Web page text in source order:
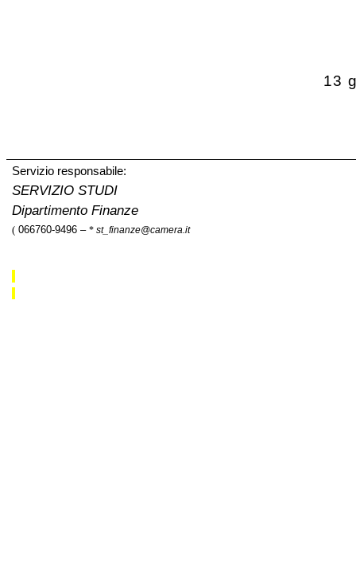
13
Servizio responsabile:
SERVIZIO STUDI
Dipartimento Finanze
( 066760-9496 –* st_finanze@camera.it